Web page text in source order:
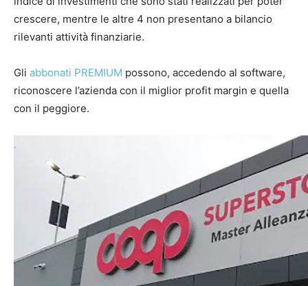
crescere, mentre le altre 4 non presentano a bilancio
rilevanti attività finanziarie.
Gli abbonati PREMIUM possono, accedendo al software,
riconoscere l’azienda con il miglior profit margin e quella
con il peggiore.
.